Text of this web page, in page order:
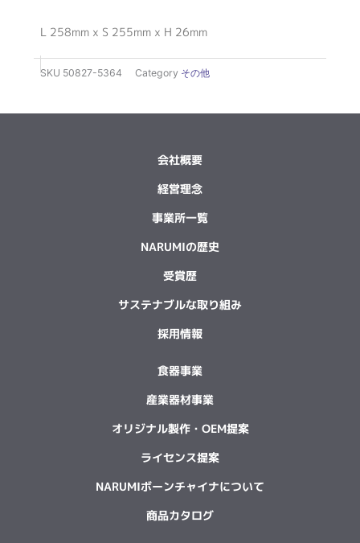
L 258mm x S 255mm x H 26mm
SKU 50827-5364 Category その他
会社概要
経営理念
事業所一覧
NARUMIの歴史
受賞歴
サステナブルな取り組み
採用情報
食器事業
産業器材事業
オリジナル製作・OEM提案
ライセンス提案
NARUMIボーンチャイナについて
商品カタログ